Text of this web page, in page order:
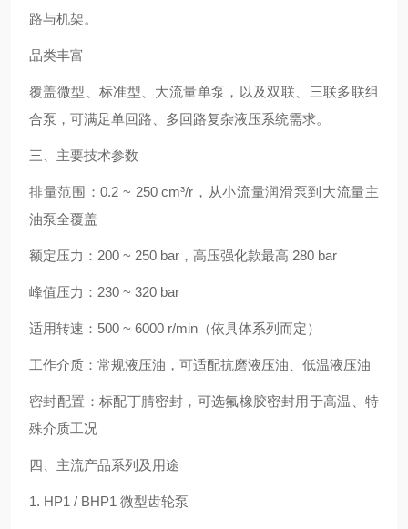
路与机架。
品类丰富
覆盖微型、标准型、大流量单泵，以及双联、三联多联组
合泵，可满足单回路、多回路复杂液压系统需求。
三、主要技术参数
排量范围：0.2 ~ 250 cm³/r，从小流量润滑泵到大流量主
油泵全覆盖
额定压力：200 ~ 250 bar，高压强化款最高 280 bar
峰值压力：230 ~ 320 bar
适用转速：500 ~ 6000 r/min（依具体系列而定）
工作介质：常规液压油，可适配抗磨液压油、低温液压油
密封配置：标配丁腈密封，可选氟橡胶密封用于高温、特
殊介质工况
四、主流产品系列及用途
1. HP1 / BHP1 微型齿轮泵